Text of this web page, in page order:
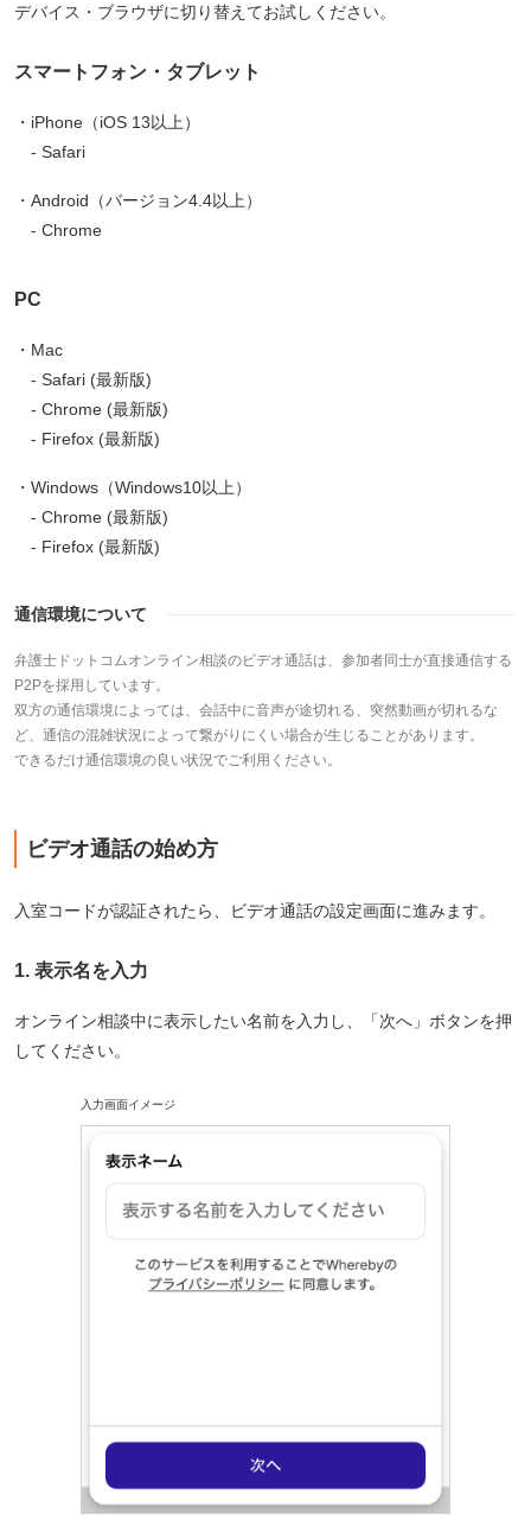
デバイス・ブラウザに切り替えてお試しください。
スマートフォン・タブレット
iPhone（iOS 13以上）
Safari
Android（バージョン4.4以上）
Chrome
PC
Mac
Safari (最新版)
Chrome (最新版)
Firefox (最新版)
Windows（Windows10以上）
Chrome (最新版)
Firefox (最新版)
通信環境について
弁護士ドットコムオンライン相談のビデオ通話は、参加者同士が直接通信する
P2Pを採用しています。
双方の通信環境によっては、会話中に音声が途切れる、突然動画が切れるな
ど、通信の混雑状況によって繋がりにくい場合が生じることがあります。
できるだけ通信環境の良い状況でご利用ください。
ビデオ通話の始め方
入室コードが認証されたら、ビデオ通話の設定画面に進みます。
表示名を入力
オンライン相談中に表示したい名前を入力し、「次へ」ボタンを押
してください。
入力画面イメージ